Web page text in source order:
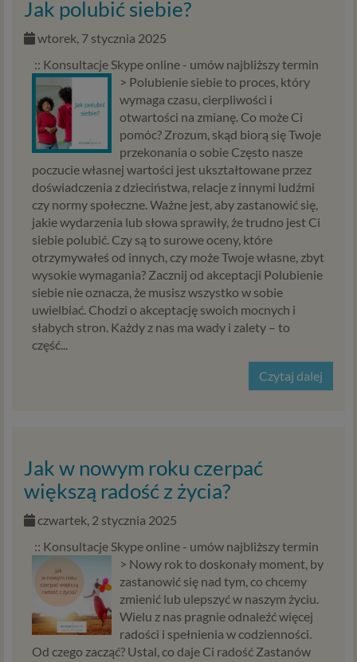
Jak polubić siebie?
wtorek, 7 stycznia 2025
:: Konsultacje Skype online - umów najbliższy termin
> Polubienie siebie to proces, który
wymaga czasu, cierpliwości i
otwartości na zmianę. Co może Ci
pomóc? Zrozum, skąd biorą się Twoje
przekonania o sobie Często nasze
poczucie własnej wartości jest ukształtowane przez
doświadczenia z dzieciństwa, relacje z innymi ludźmi
czy normy społeczne. Ważne jest, aby zastanowić się,
jakie wydarzenia lub słowa sprawiły, że trudno jest Ci
siebie polubić. Czy są to surowe oceny, które
otrzymywałeś od innych, czy może Twoje własne, zbyt
wysokie wymagania? Zacznij od akceptacji Polubienie
siebie nie oznacza, że musisz wszystko w sobie
uwielbiać. Chodzi o akceptację swoich mocnych i
słabych stron. Każdy z nas ma wady i zalety – to
część...
Czytaj dalej
Jak w nowym roku czerpać
większą radość z życia?
czwartek, 2 stycznia 2025
:: Konsultacje Skype online - umów najbliższy termin
> Nowy rok to doskonały moment, by
zastanowić się nad tym, co chcemy
zmienić lub ulepszyć w naszym życiu.
Wielu z nas pragnie odnaleźć więcej
radości i spełnienia w codzienności.
Od czego zacząć? Ustal, co daje Ci radość Zastanów